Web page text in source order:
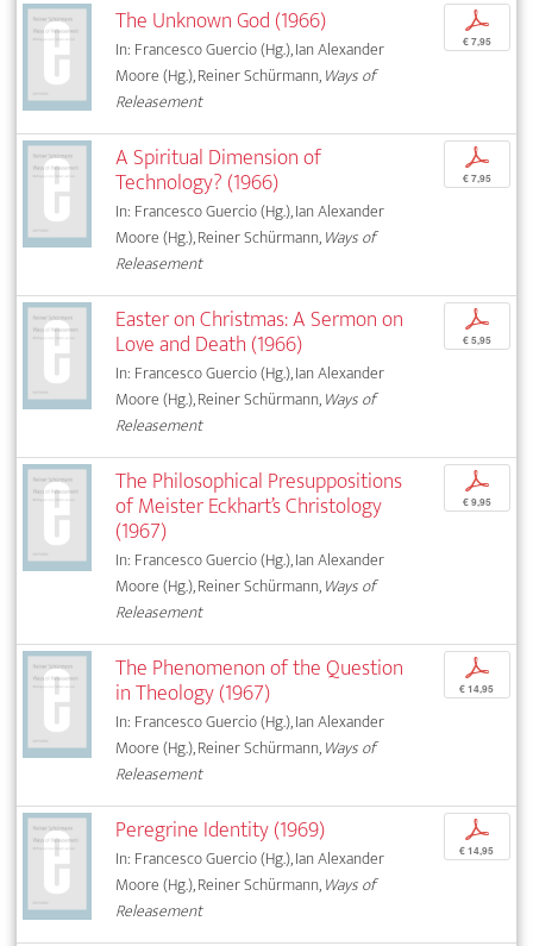
The Unknown God (1966)
In: Francesco Guercio (Hg.), Ian Alexander
Moore (Hg.), Reiner Schürmann,Ways of
Releasement
p
€ 7,95
A Spiritual Dimension of
Technology? (1966)
In: Francesco Guercio (Hg.), Ian Alexander
Moore (Hg.), Reiner Schürmann,Ways of
Releasement
p
€ 7,95
Easter on Christmas: A Sermon on
Love and Death (1966)
In: Francesco Guercio (Hg.), Ian Alexander
Moore (Hg.), Reiner Schürmann,Ways of
Releasement
p
€ 5,95
The Philosophical Presuppositions
of Meister Eckhart’s Christology
(1967)
In: Francesco Guercio (Hg.), Ian Alexander
Moore (Hg.), Reiner Schürmann,Ways of
Releasement
p
€ 9,95
The Phenomenon of the Question
in Theology (1967)
In: Francesco Guercio (Hg.), Ian Alexander
Moore (Hg.), Reiner Schürmann,Ways of
Releasement
p
€ 14,95
Peregrine Identity (1969)
In: Francesco Guercio (Hg.), Ian Alexander
Moore (Hg.), Reiner Schürmann,Ways of
Releasement
p
€ 14,95